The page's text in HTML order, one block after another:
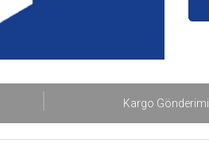
Kargo Gönderimi